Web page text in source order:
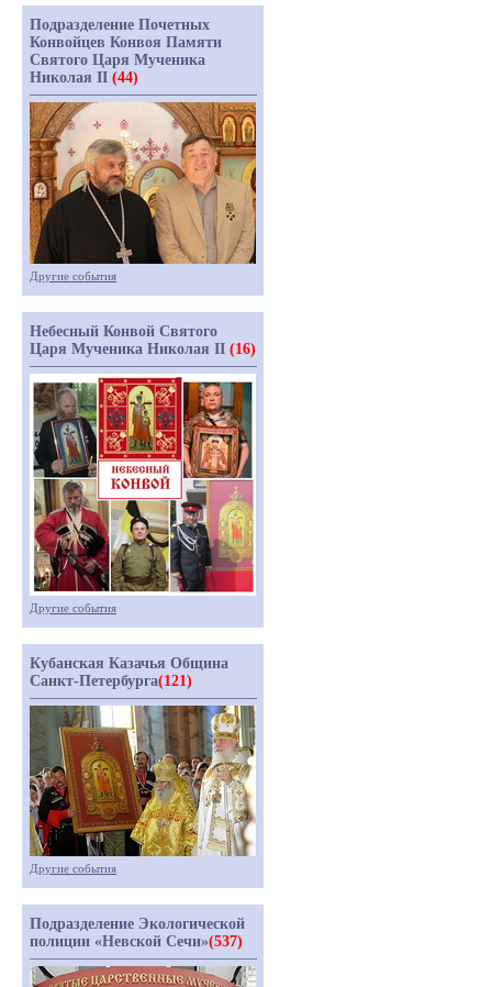
Подразделение Почетных
Конвойцев Конвоя Памяти
Святого Царя Мученика
Николая II (44)
Другие события
Небесный Конвой Святого
Царя Мученика Николая II (16)
Другие события
Кубанская Казачья Община
Санкт-Петербурга(121)
Другие события
Подразделение Экологической
полиции «Невской Сечи»(537)